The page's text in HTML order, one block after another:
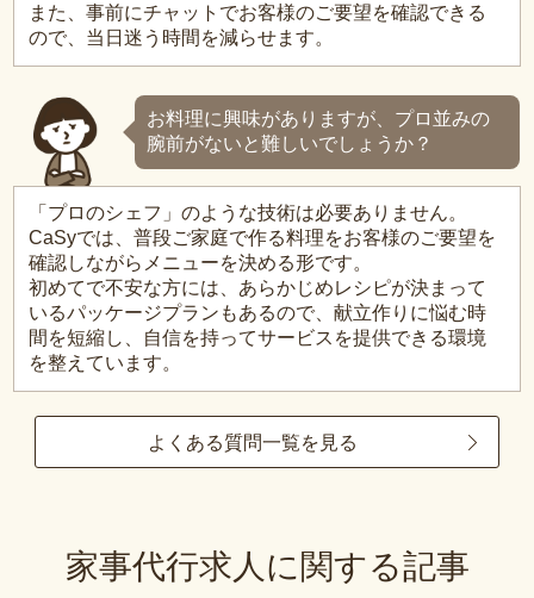
また、事前にチャットでお客様のご要望を確認できる
ので、当日迷う時間を減らせます。
お料理に興味がありますが、プロ並みの
腕前がないと難しいでしょうか？
「プロのシェフ」のような技術は必要ありません。
CaSyでは、普段ご家庭で作る料理をお客様のご要望を
確認しながらメニューを決める形です。
初めてで不安な方には、あらかじめレシピが決まって
いるパッケージプランもあるので、献立作りに悩む時
間を短縮し、自信を持ってサービスを提供できる環境
を整えています。
よくある質問一覧を見る
家事代行求人に関する記事